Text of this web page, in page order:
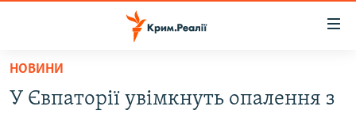
Перейти
основного
НОВИНИ
У Євпаторії увімкнуть опалення з